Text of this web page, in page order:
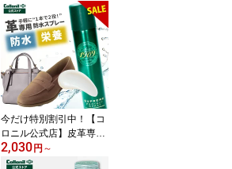
ニル スムースレザーケア
セット 革 手入れ セット
レザー ケア 1909 防水ス
プレー ブラシ クリーム
レザー 栄養 防水 汚れ落
とし クリーニング 靴 バ
ッグ ギフト [セット]
今だけ特別割引中！【コ
ロニル公式店】皮革専用
防水スプレー｜楽天ラン
キング1位 革 防水スプレ
2,030 円 ～